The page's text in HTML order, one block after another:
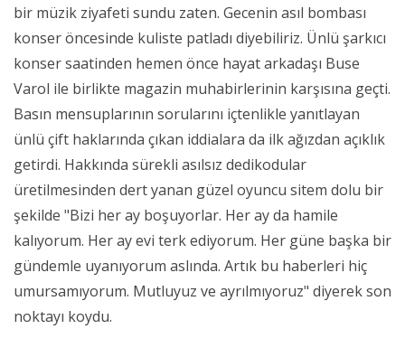
bir müzik ziyafeti sundu zaten. Gecenin asıl bombası
konser öncesinde kuliste patladı diyebiliriz. Ünlü şarkıcı
konser saatinden hemen önce hayat arkadaşı Buse
Varol ile birlikte magazin muhabirlerinin karşısına geçti.
Basın mensuplarının sorularını içtenlikle yanıtlayan
ünlü çift haklarında çıkan iddialara da ilk ağızdan açıklık
getirdi. Hakkında sürekli asılsız dedikodular
üretilmesinden dert yanan güzel oyuncu sitem dolu bir
şekilde "Bizi her ay boşuyorlar. Her ay da hamile
kalıyorum. Her ay evi terk ediyorum. Her güne başka bir
gündemle uyanıyorum aslında. Artık bu haberleri hiç
umursamıyorum. Mutluyuz ve ayrılmıyoruz" diyerek son
noktayı koydu.